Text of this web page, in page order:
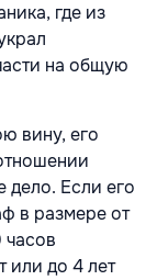
где из
на общую
вину, его
дело. Если его
в размере от
или до 4 лет